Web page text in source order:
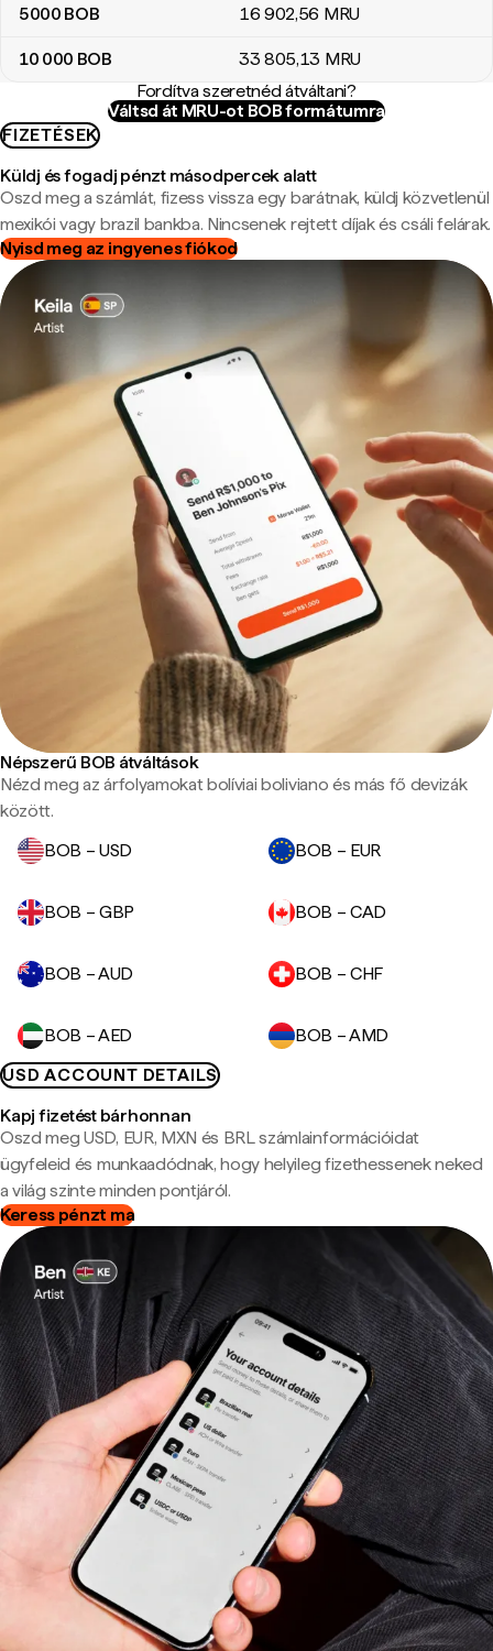
5000 BOB 16 902,56 MRU
10 000 BOB 33 805,13 MRU
Fordítva szeretnéd átváltani?
Váltsd át MRU-ot BOB formátumra
FIZETÉSEK
Küldj és fogadj pénzt másodpercek alatt
Oszd meg a számlát, fizess vissza egy barátnak, küldj közvetlenül
mexikói vagy brazil bankba. Nincsenek rejtett díjak és csáli felárak.
Nyisd meg az ingyenes fiókod
Népszerű BOB átváltások
Nézd meg az árfolyamokat bolíviai boliviano és más fő devizák
között.
BOB – USD
BOB – EUR
BOB – GBP BOB – CAD
BOB – AUD BOB – CHF
BOB – AED
BOB – AMD
USD ACCOUNT DETAILS
Kapj fizetést bárhonnan
Oszd meg USD, EUR, MXN és BRL számlainformációidat
ügyfeleid és munkaadódnak, hogy helyileg fizethessenek neked
a világ szinte minden pontjáról.
Keress pénzt ma